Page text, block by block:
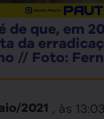
de que, em
da
// Foto:
2021 , às